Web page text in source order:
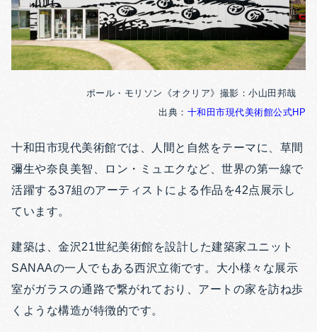
ポール・モリソン《オクリア》撮影：小山田邦哉
出典： 十和田市現代美術館公式HP
十和田市現代美術館では、人間と自然をテーマに、草間
彌生や奈良美智、ロン・ミュエクなど、世界の第一線で
活躍する37組のアーティストによる作品を42点展示し
ています。
建築は、金沢21世紀美術館を設計した建築家ユニット
SANAAの一人でもある西沢立衛です。大小様々な展示
室がガラスの通路で繋がれており、アートの家を訪ね歩
くような構造が特徴的です。